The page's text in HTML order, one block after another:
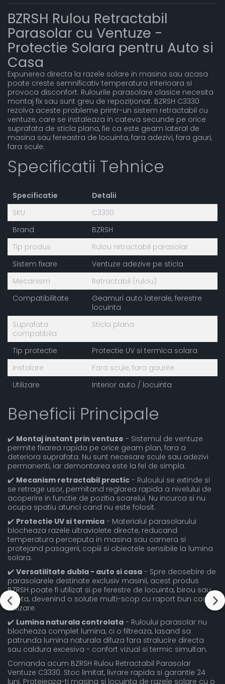
BZRSH Rulou Retractabil
Parasolar cu Ventuze -
Protectie Solara pentru Auto si
Casa
Expunerea directa la razele solare in masina sau acasa
poate creste semnificativ temperatura interioara si
provoca disconfort. Rulourile parasolare clasice necesita
montaj fix sau sunt greu de repoziționat. BZRSH C3330
rezolva aceste probleme printr-un sistem retractabil cu
ventuze, care se instaleaza in cateva secunde pe orice
suprafata de sticla plana, fie ca este geam lateral de
masina sau fereastra de locuinta, fara adezivi, fara gauri,
fara scule.
Specificatii Tehnice
Specificatie
Detalii
SKU
C3330
Brand
BZRSH
Tip produs
Rulou retractabil parasolar
Sistem fixare
Ventuze adezive pe sticla
Mecanism
Retractabil (rulou)
Compatibilitate
Geamuri auto laterale, ferestre
locuinta
Suprafata
compatibila
Sticla plana
Tip protectie
Protectie UV si termica solara
Instalare
Fara scule, fara gaurire
Utilizare
Interior auto / locuinta
Beneficii Principale
✔️ Montaj instant prin ventuze - Sistemul de ventuze
permite fixarea rapida pe orice geam plan, fara a
deteriora suprafata. Nu sunt necesare scule sau adezivi
permanenti, iar demontarea este la fel de simpla.
✔️ Mecanism retractabil practic - Ruloului se extinde si
se retrage usor, permitand reglarea rapida a nivelului de
acoperire in functie de pozitia soarelui. Nu incurca si nu
ocupa spatiu atunci cand nu este folosit.
✔️ Protectie UV si termica - Materialul parasolarului
blocheaza razele ultraviolete directe, reducand
temperatura perceputa in masina sau camera si
protejand pasagerii, copiii si obiectele sensibile la lumina
solara.
✔️ Versatilitate dubla - auto si casa - Spre deosebire de
parasolarele destinate exclusiv masinii, acest produs
BZRSH poate fi utilizat si pe ferestre de locuinta, birou sau
rulota, devenind o solutie multi-scop cu raport bun cost-
utilizare.
✔️ Lumina naturala controlata - Ruloului parasolar nu
blocheaza complet lumina, ci o filtreaza, lasand sa
patrunda lumina naturala difuza fara stralucire directa
sau caldura excesiva - confort vizual si termic simultan.
Comanda acum BZRSH Rulou Retractabil Parasolar
Ventuze C3330. Stoc limitat, livrare rapida si garantie 24
luni. Protejeaza-ti masina si locuinta de razele solare cu o